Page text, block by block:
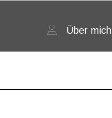
Über mich